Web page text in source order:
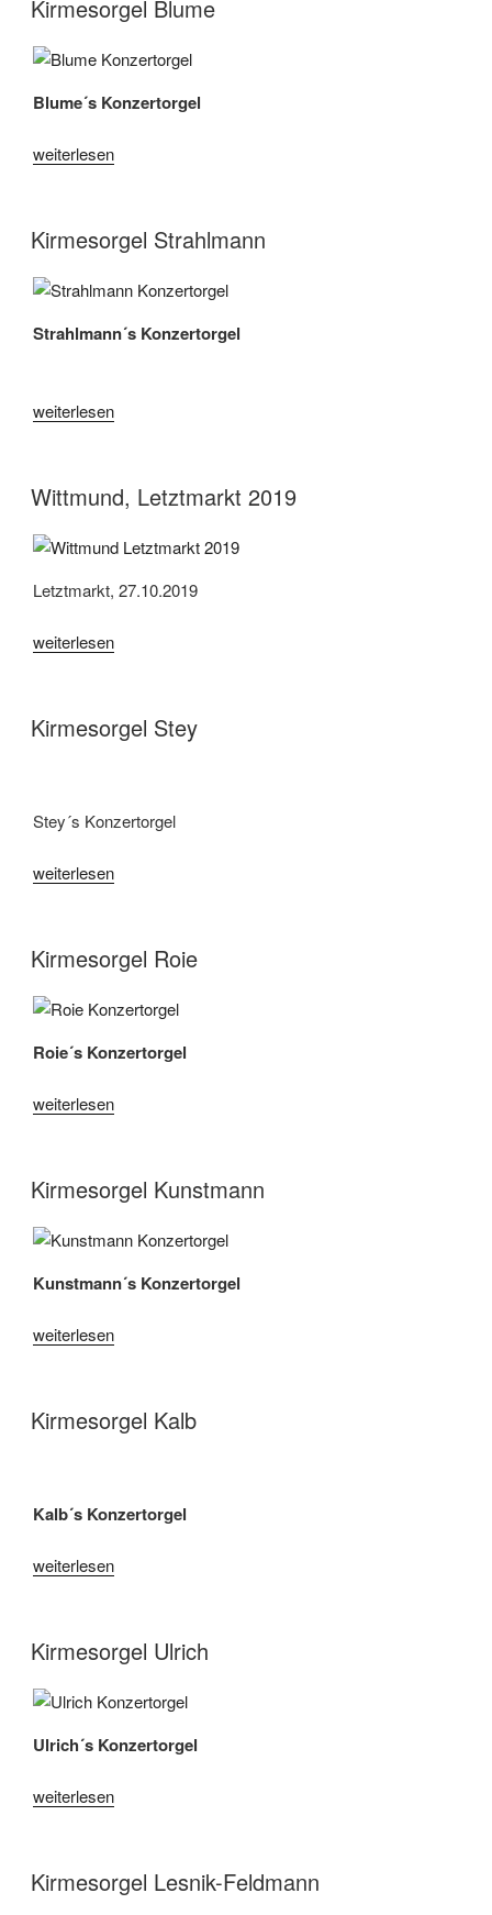
Kirmesorgel Blume
Blume´s Konzertorgel
„Kirmesorgel
weiterlesen
Kirmesorgel Strahlmann
Strahlmann´s Konzertorgel
„Kirmesorgel
weiterlesen
Wittmund, Letztmarkt 2019
Letztmarkt, 27.10.2019
„Wittmund,
weiterlesen
Kirmesorgel Stey
Stey´s Konzertorgel
„Kirmesorgel
weiterlesen
Kirmesorgel Roie
Roie´s Konzertorgel
„Kirmesorgel
weiterlesen
Kirmesorgel Kunstmann
Kunstmann´s Konzertorgel
„Kirmesorgel
weiterlesen
Kirmesorgel Kalb
Kalb´s Konzertorgel
„Kirmesorgel
weiterlesen
Kirmesorgel Ulrich
Ulrich´s Konzertorgel
„Kirmesorgel
weiterlesen
Kirmesorgel Lesnik-Feldmann